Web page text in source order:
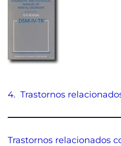
4. Trastornos
Trastornos relacionados